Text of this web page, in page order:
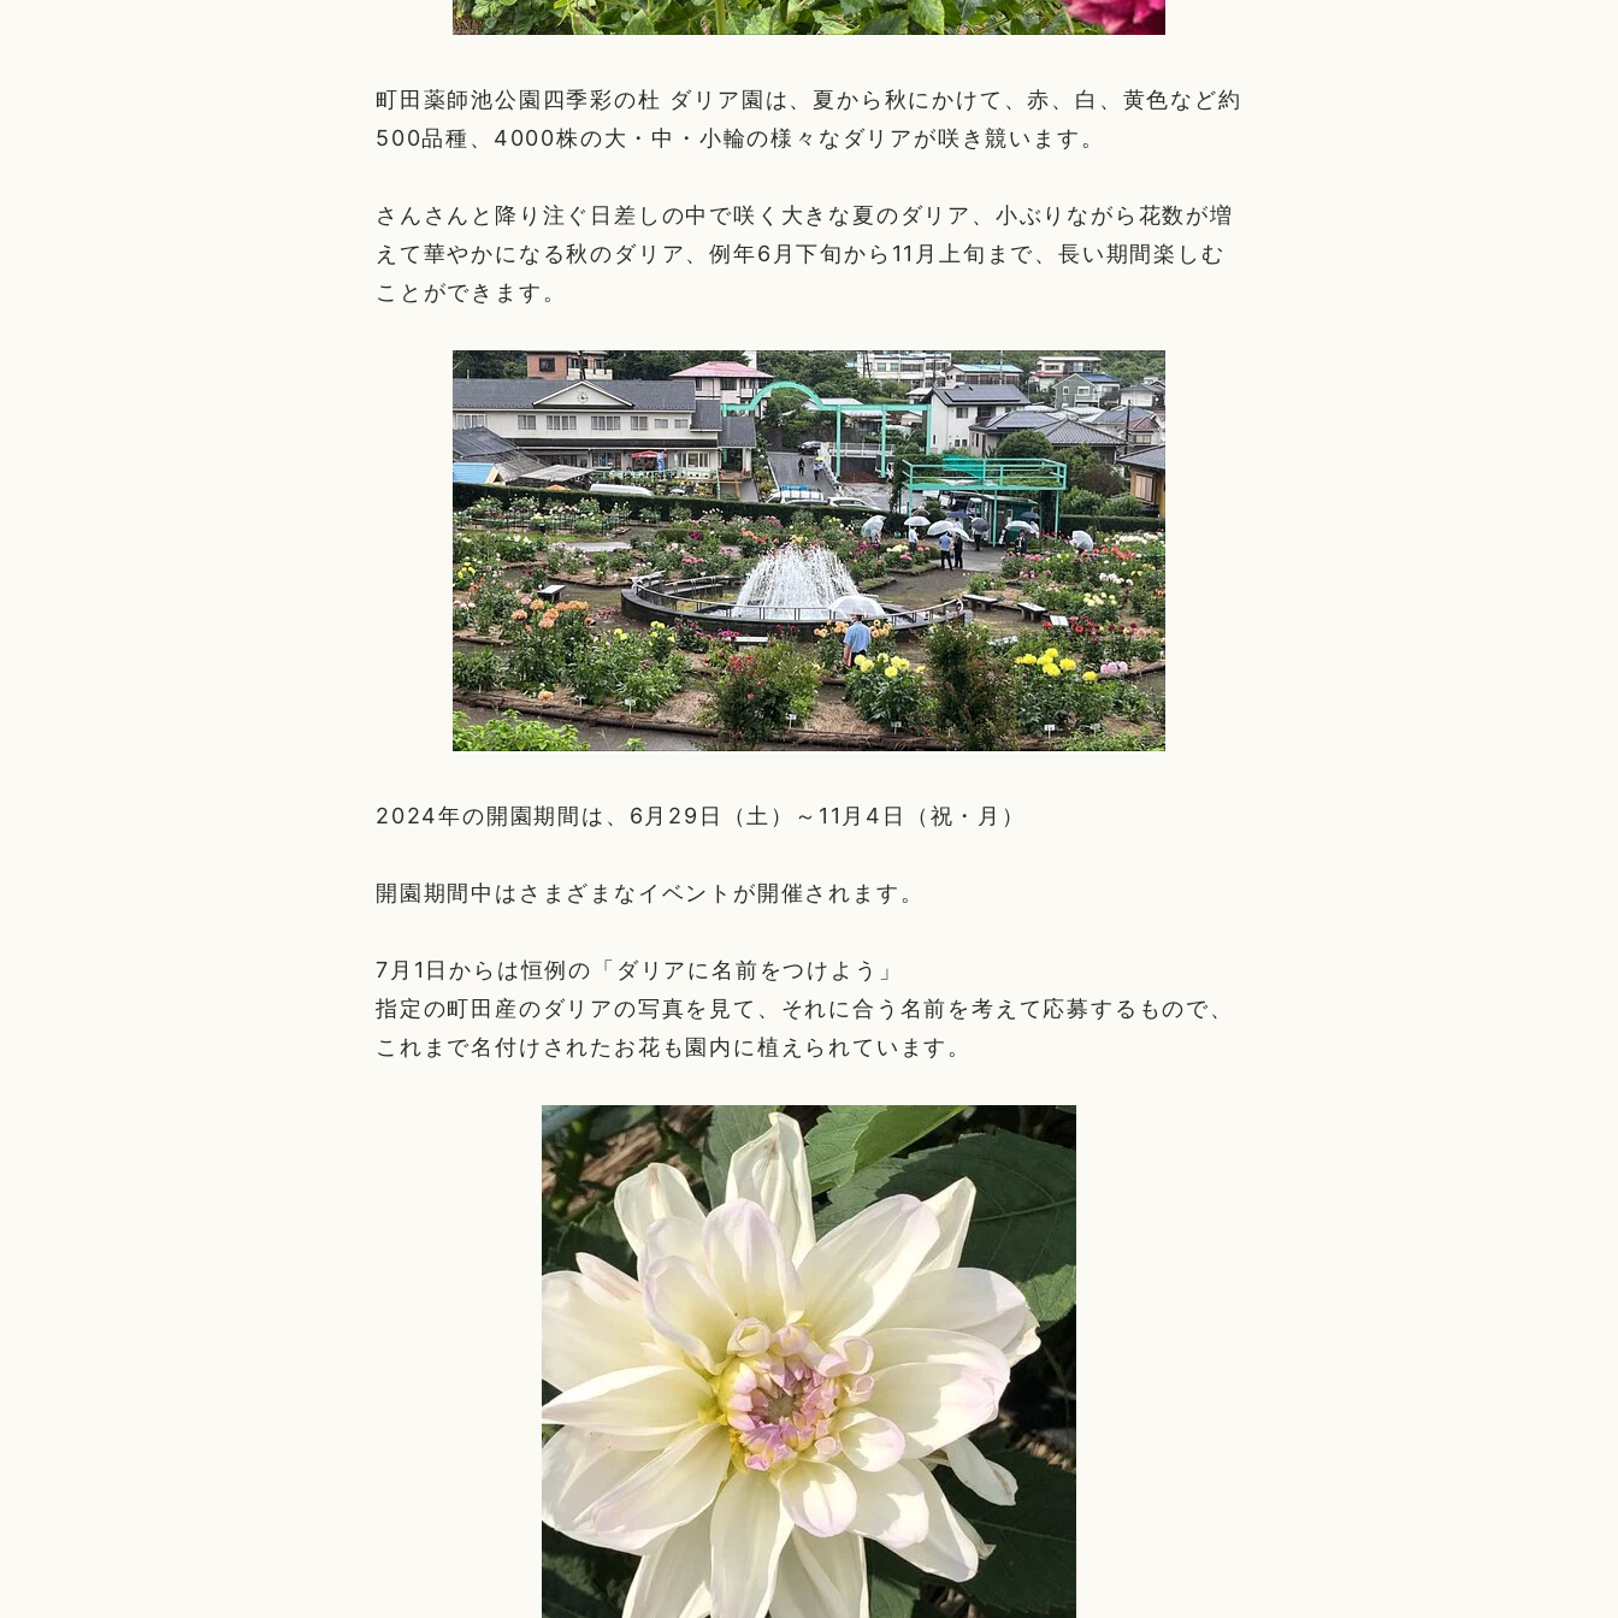
町田薬師池公園四季彩の杜 ダリア園は、夏から秋にかけて、赤、白、黄色など約
500品種、4000株の大・中・小輪の様々なダリアが咲き競います。
さんさんと降り注ぐ日差しの中で咲く大きな夏のダリア、小ぶりながら花数が増
えて華やかになる秋のダリア、例年6月下旬から11月上旬まで、長い期間楽しむ
ことができます。
2024年の開園期間は、6月29日（土）～11月4日（祝・月）
開園期間中はさまざまなイベントが開催されます。
7月1日からは恒例の「ダリアに名前をつけよう」
指定の町田産のダリアの写真を見て、それに合う名前を考えて応募するもので、
これまで名付けされたお花も園内に植えられています。